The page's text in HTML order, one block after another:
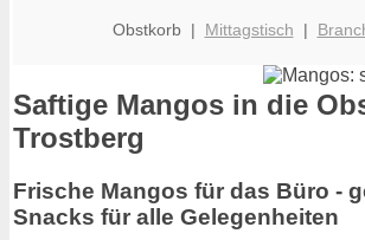
Obstkorb | Mittagstisch |
Saftige Mangos in die
Trostberg
Frische Mangos für das Büro -
Snacks für alle Gelegenheiten